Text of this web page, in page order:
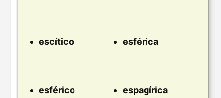
escítico esférica
esférico espagírica